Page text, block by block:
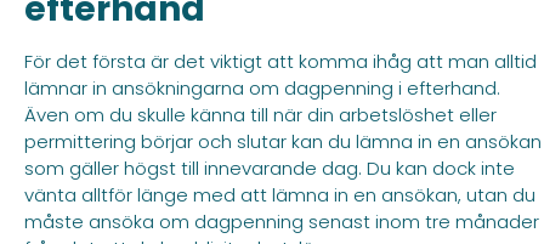
För det första är det viktigt att komma ihåg att man alltid
lämnar in ansökningarna om dagpenning i efterhand.
Även om du skulle känna till när din arbetslöshet eller
permittering börjar och slutar kan du lämna in en ansökan
som gäller högst till innevarande dag. Du kan dock inte
vänta alltför länge med att lämna in en ansökan, utan du
måste ansöka om dagpenning senast inom tre månader